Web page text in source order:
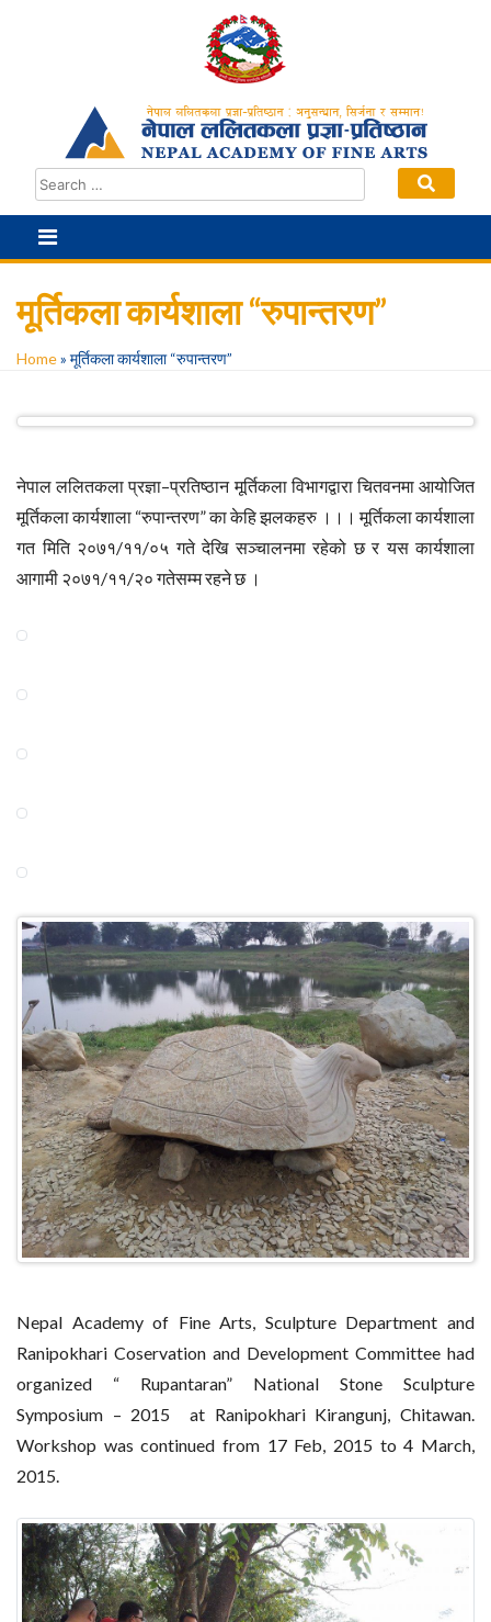
मूर्तिकला कार्यशाला “रुपान्तरण”
Home» मूर्तिकला कार्यशाला “रुपान्तरण”
नेपाल ललितकला प्रज्ञा–प्रतिष्ठान मूर्तिकला विभागद्वारा चितवनमा आयोजित
मूर्तिकला कार्यशाला “रुपान्तरण” का केहि झलकहरु ।।। मूर्तिकला कार्यशाला
गत मिति २०७१/११/०५ गते देखि सञ्चालनमा रहेको छ र यस कार्यशाला
आगामी २०७१/११/२० गतेसम्म रहने छ ।
Nepal Academy of Fine Arts, Sculpture Department and
Ranipokhari Coservation and Development Committee had
organized “ Rupantaran” National Stone Sculpture
Symposium – 2015 at Ranipokhari Kirangunj, Chitawan.
Workshop was continued from 17 Feb, 2015 to 4 March,
2015.